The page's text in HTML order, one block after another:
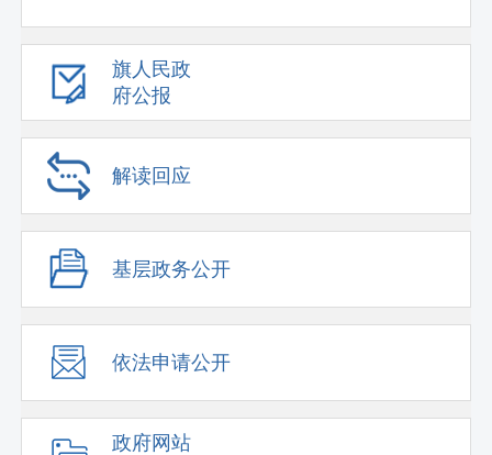
旗人民政
府公报
解读回应
基层政务公开
依法申请公开
政府网站